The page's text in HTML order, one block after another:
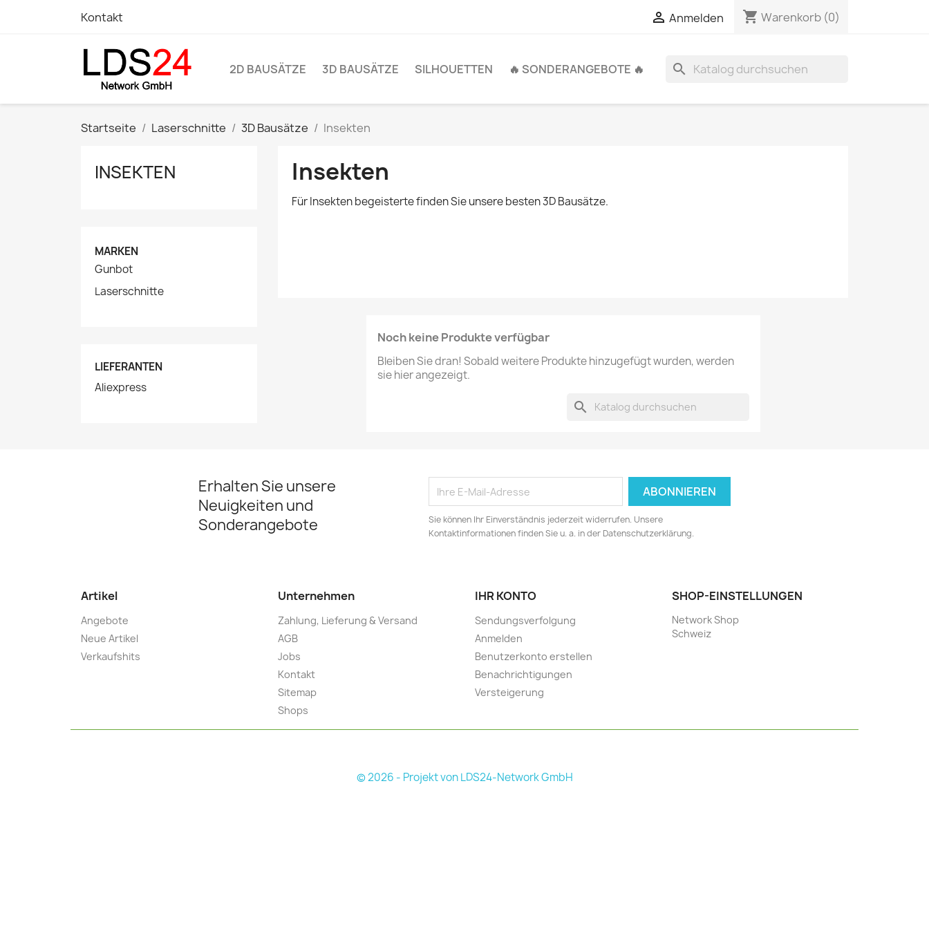
Kontakt  Anmelden shopping_cart Warenkorb (0)
search
2D BAUSÄTZE 3D BAUSÄTZE SILHOUETTEN 🔥 SONDERANGEBOTE 🔥
Startseite Laserschnitte 3D Bausätze Insekten
INSEKTEN
MARKEN
Gunbot
Laserschnitte
LIEFERANTEN
Aliexpress
Insekten
Für Insekten begeisterte finden Sie unsere besten 3D Bausätze.
Noch keine Produkte verfügbar
Bleiben Sie dran! Sobald weitere Produkte hinzugefügt wurden, werden
sie hier angezeigt.
search
Erhalten Sie unsere
Neuigkeiten und
Sonderangebote
Sie können Ihr Einverständnis jederzeit widerrufen. Unsere
Kontaktinformationen finden Sie u. a. in der Datenschutzerklärung.
Artikel
Angebote
Neue Artikel
Verkaufshits
Unternehmen
Zahlung, Lieferung & Versand
AGB
Jobs
Kontakt
Sitemap
Shops
IHR KONTO
Sendungsverfolgung
Anmelden
Benutzerkonto erstellen
Benachrichtigungen
Versteigerung
SHOP-EINSTELLUNGEN
Network Shop
Schweiz
© 2026 - Projekt von LDS24-Network GmbH